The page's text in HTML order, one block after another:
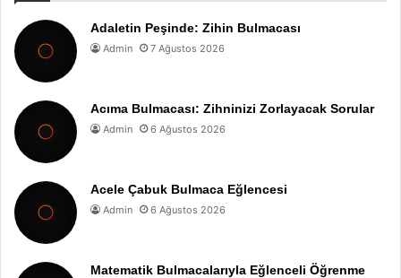
Adaletin Peşinde: Zihin Bulmacası
Admin 7 Ağustos 2026
Acıma Bulmacası: Zihninizi Zorlayacak Sorular
Admin 6 Ağustos 2026
Acele Çabuk Bulmaca Eğlencesi
Admin 6 Ağustos 2026
Matematik Bulmacalarıyla Eğlenceli Öğrenme